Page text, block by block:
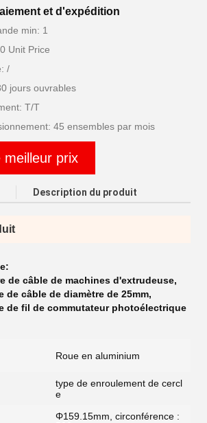
et d'expédition
min: 1
Unit Price
/
jours ouvrables
T/T
45 ensembles par mois
meilleur prix
Description du produit
de câble de machines d'extrudeuse,
de câble de diamètre de 25mm,
de fil de commutateur photoélectrique
Roue en aluminium
type de enroulement de cercl
e
Φ159.15mm, circonférence :